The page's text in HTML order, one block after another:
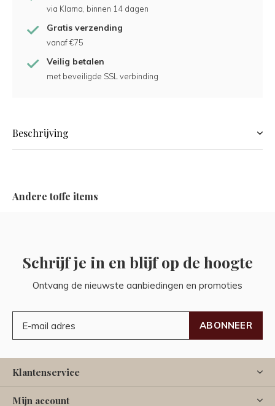
via Klarna, binnen 14 dagen
Gratis verzending
vanaf €75
Veilig betalen
met beveiligde SSL verbinding
Beschrijving
Andere toffe items
Schrijf je in en blijf op de hoogte
Ontvang de nieuwste aanbiedingen en promoties
ABONNEER
Klantenservice
Mijn account